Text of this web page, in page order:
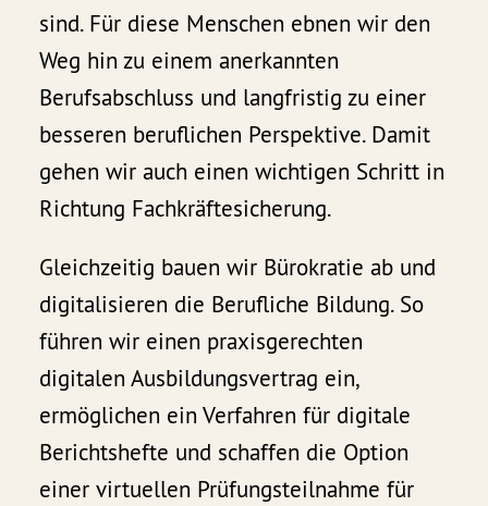
sind. Für diese Menschen ebnen wir den
Weg hin zu einem anerkannten
Berufsabschluss und langfristig zu einer
besseren beruflichen Perspektive. Damit
gehen wir auch einen wichtigen Schritt in
Richtung Fachkräftesicherung.
Gleichzeitig bauen wir Bürokratie ab und
digitalisieren die Berufliche Bildung. So
führen wir einen praxisgerechten
digitalen Ausbildungsvertrag ein,
ermöglichen ein Verfahren für digitale
Berichtshefte und schaffen die Option
einer virtuellen Prüfungsteilnahme für